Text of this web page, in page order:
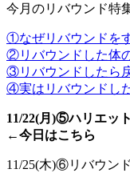
今月のリバウンド特
①なぜリバウンドを
②リバウンドした体
③リバウンドしたら
④実はリバウンドし
11/22(月)⑤ハリエッ
←今日はこちら
11/25(木)⑥リバウン